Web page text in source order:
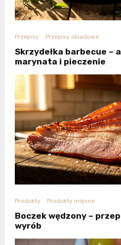
Przepisy Przepisy obiadowe
Skrzydełka barbecue –
marynata i pieczenie
Produkty Produkty mięsne
Boczek wędzony –
wyrób